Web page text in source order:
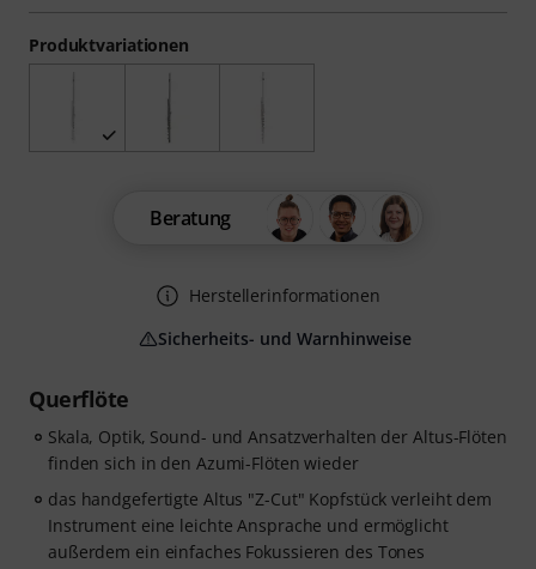
Querflöte
Skala, Optik, Sound- und Ansatzverhalten der Altus-Flöten
finden sich in den Azumi-Flöten wieder
das handgefertigte Altus "Z-Cut" Kopfstück verleiht dem
Instrument eine leichte Ansprache und ermöglicht
außerdem ein einfaches Fokussieren des Tones
Produktvariationen
Beratung
Herstellerinformationen
Sicherheits- und Warnhinweise